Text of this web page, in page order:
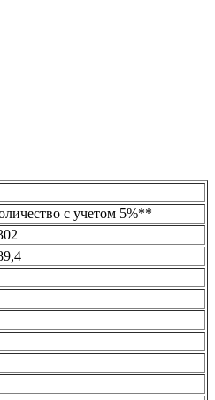
с учетом 5%**